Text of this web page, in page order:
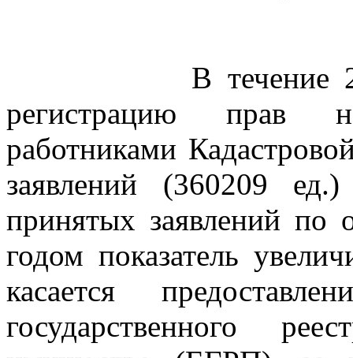
В течение
регистрацию прав
работниками
заявлений (360209
принятых заявлений по
годом показатель
касается
государственного